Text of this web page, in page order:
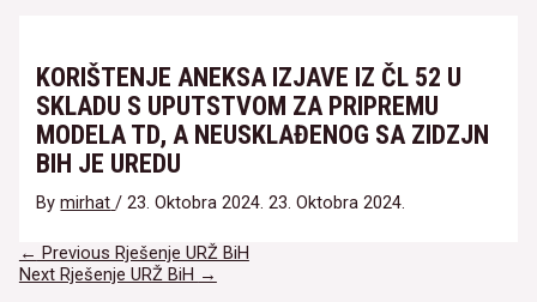
KORIŠTENJE ANEKSA IZJAVE IZ ČL 52 U
SKLADU S UPUTSTVOM ZA PRIPREMU
MODELA TD, A NEUSKLAĐENOG SA ZIDZJN
BIH JE UREDU
Bymirhat /23. Oktobra 2024. 23. Oktobra 2024.
Navigacija
članaka
← Previous Rješenje URŽ BiH
Next Rješenje URŽ BiH →